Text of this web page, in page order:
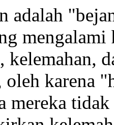
adalah
mengalami
kelemahan,
oleh karena
mereka